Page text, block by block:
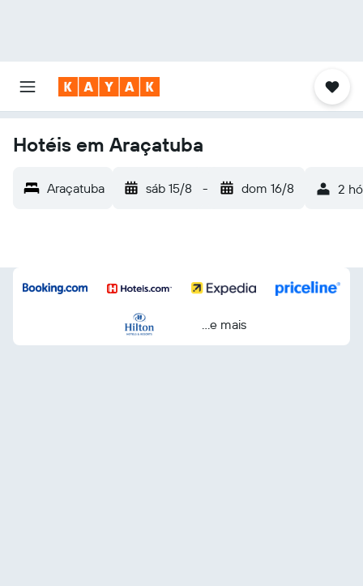
Hotéis em Araçatuba
Araçatuba sáb 15/8 - dom 16/8 2
...e mais